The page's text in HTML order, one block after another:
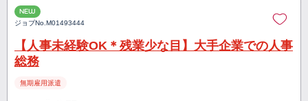
NEW
ジョブNo.M01493444
【人事未経験OK＊残業少な目】大手企業での人事
総務
無期雇用派遣